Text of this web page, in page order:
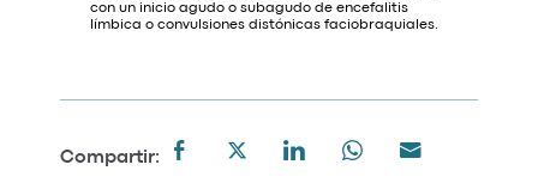
con un inicio agudo o subagudo de encefalitis
límbica o convulsiones distónicas faciobraquiales.
Compartir: